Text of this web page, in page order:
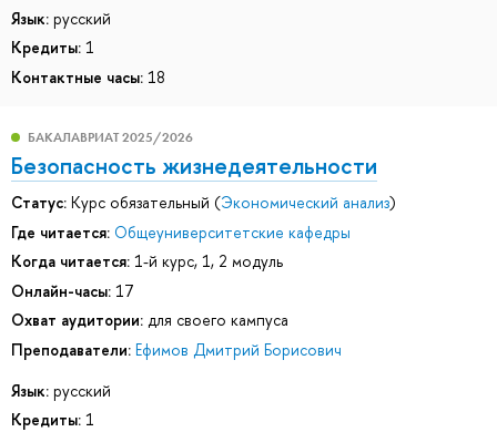
Язык: русский
Кредиты: 1
Контактные часы: 18
БАКАЛАВРИАТ 2025/2026
Безопасность жизнедеятельности
Статус: Курс обязательный (Экономический анализ)
Где читается: Общеуниверситетские кафедры
Когда читается: 1-й курс, 1, 2 модуль
Онлайн-часы: 17
Охват аудитории: для своего кампуса
Преподаватели: Ефимов Дмитрий Борисович
Язык: русский
Кредиты: 1